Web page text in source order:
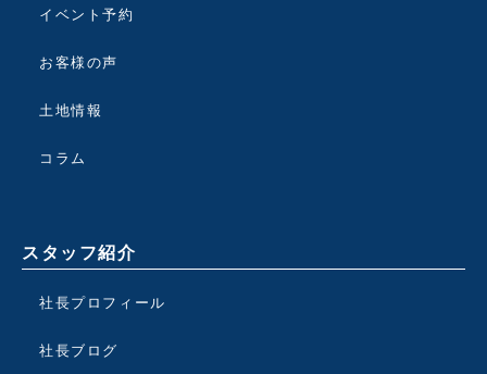
イベント予約
お客様の声
土地情報
コラム
スタッフ紹介
社長プロフィール
社長ブログ